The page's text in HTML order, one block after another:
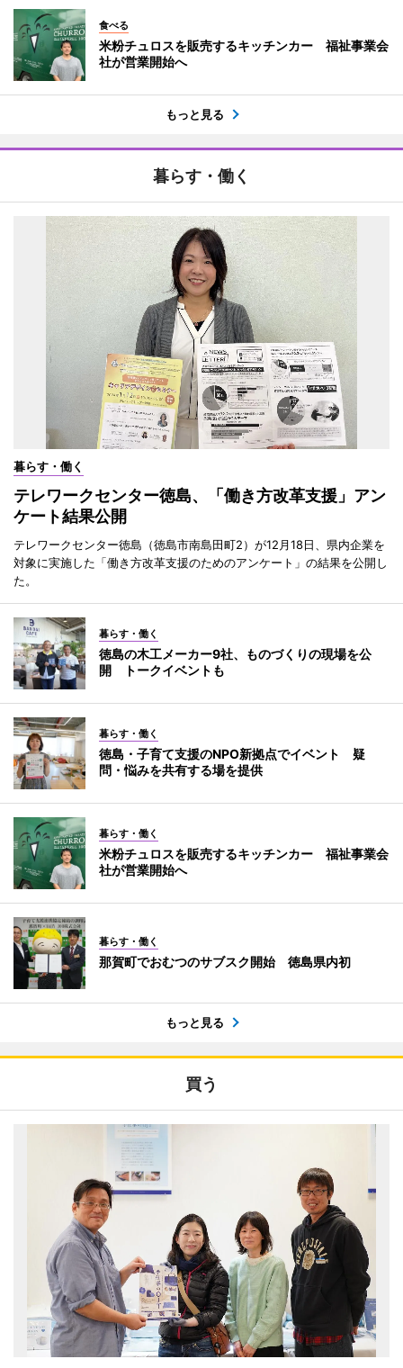
食べる
米粉チュロスを販売するキッチンカー 福祉事業会
社が営業開始へ
もっと見る
暮らす・働く
暮らす・働く
テレワークセンター徳島、「働き方改革支援」アン
ケート結果公開
テレワークセンター徳島（徳島市南島田町2）が12月18日、県内企業を
対象に実施した「働き方改革支援のためのアンケート」の結果を公開し
た。
暮らす・働く
徳島の木工メーカー9社、ものづくりの現場を公
開 トークイベントも
暮らす・働く
徳島・子育て支援のNPO新拠点でイベント 疑
問・悩みを共有する場を提供
暮らす・働く
米粉チュロスを販売するキッチンカー 福祉事業会
社が営業開始へ
暮らす・働く
那賀町でおむつのサブスク開始 徳島県内初
もっと見る
買う